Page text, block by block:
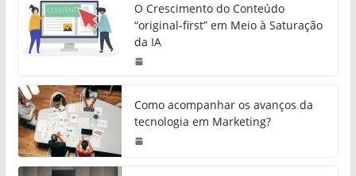
O Crescimento do Conteúdo
“original-first” em Meio à Saturação
da IA
Como acompanhar os avanços da
tecnologia em Marketing?